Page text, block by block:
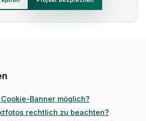
Banner möglich?
rechtlich zu beachten?